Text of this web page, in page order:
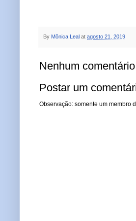
By Mônica Leal at agosto 21, 2019
Nenhum
Postar um
Observação: somente um membro